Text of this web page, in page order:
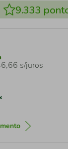
9.333
,66 s/juros